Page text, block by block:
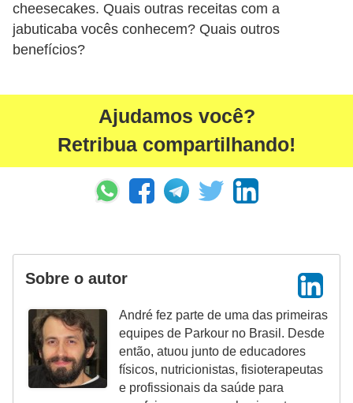
cheesecakes. Quais outras receitas com a
jabuticaba vocês conhecem? Quais outros
benefícios?
Ajudamos você?
Retribua compartilhando!
Sobre o autor
André fez parte de uma das primeiras
equipes de Parkour no Brasil. Desde
então, atuou junto de educadores
físicos, nutricionistas, fisioterapeutas
e profissionais da saúde para